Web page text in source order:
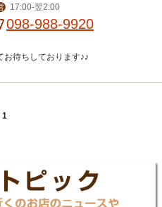
17:00-翌2:00
098-988-9920
お待ちしております♪♪
1